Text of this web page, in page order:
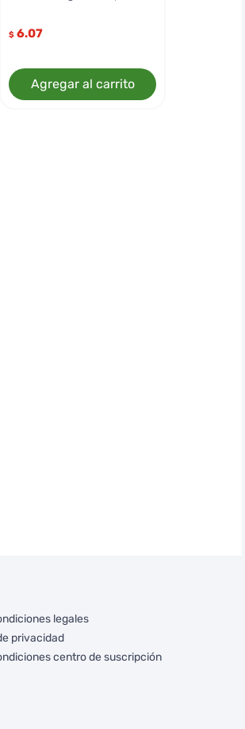
$ 6.07
Agregar al carrito
legales
privacidad
centro de suscripción